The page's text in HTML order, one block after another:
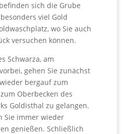
sich die Grube
viel Gold
wo Sie auch
versuchen können.
Schwarza, am
gehen Sie zunächst
bergauf zum
Oberbecken des
Goldisthal zu gelangen.
Sie immer wieder
genießen. Schließlich